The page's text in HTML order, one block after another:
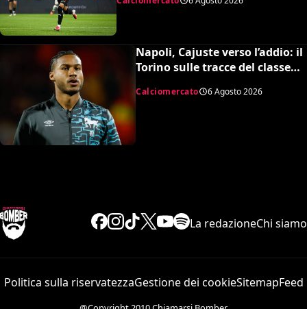
Napoli, Cajuste verso l’addio: il
Torino sulle tracce del classe
Calciomercato 6 Agosto 2026
La redazioneChi siamo
Politica sulla riservatezzaGestione dei cookieSitemapFeed